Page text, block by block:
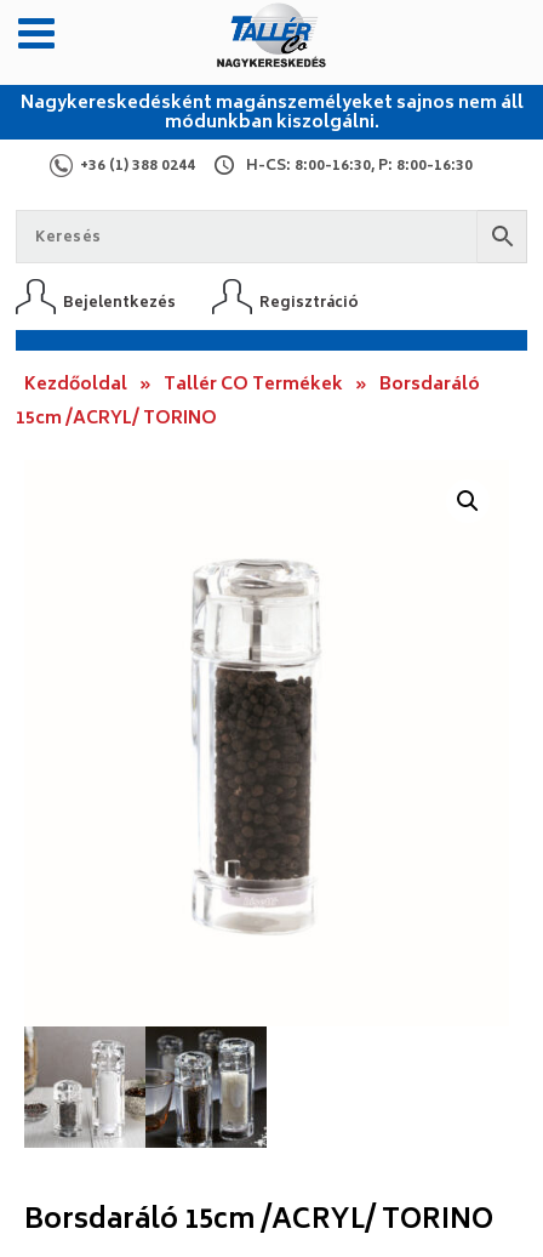
Nagykereskedésként magánszemélyeket sajnos nem áll
módunkban kiszolgálni.
+36 (1) 388 0244 H-CS: 8:00-16:30, P: 8:00-16:30
Bejelentkezés Regisztráció
Kezdőoldal » Tallér CO Termékek » Borsdaráló
15cm /ACRYL/ TORINO
Borsdaráló 15cm /ACRYL/ TORINO